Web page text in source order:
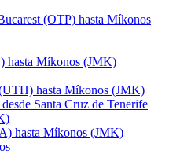
(OTP) hasta Míkonos
hasta Míkonos (JMK)
hasta Míkonos (JMK)
Santa Cruz de Tenerife
hasta Míkonos (JMK)